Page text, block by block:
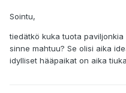
Sointu,
tiedätkö kuka tuota
sinne mahtuu? Se olisi aika
idylliset hääpaikat on aika